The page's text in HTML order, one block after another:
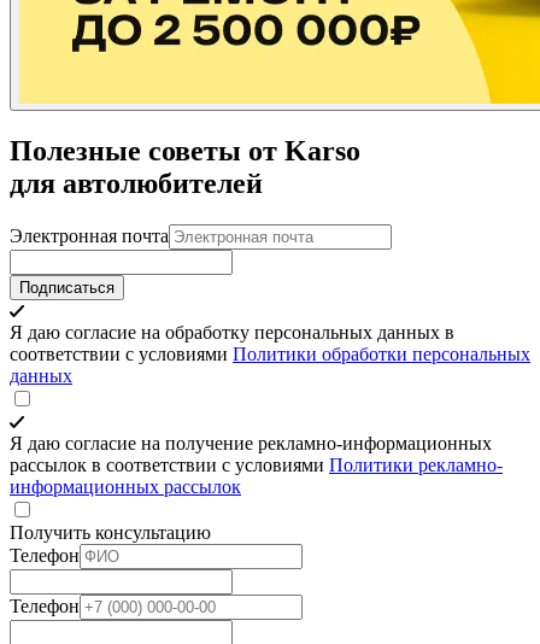
Полезные советы от Karso
для автолюбителей
Электронная почта
Подписаться
Я даю согласие на обработку персональных данных в
соответствии с условиями Политики обработки персональных
данных
Я даю согласие на получение рекламно-информационных
рассылок в соответствии с условиями Политики рекламно-
информационных рассылок
Получить консультацию
Телефон
Телефон